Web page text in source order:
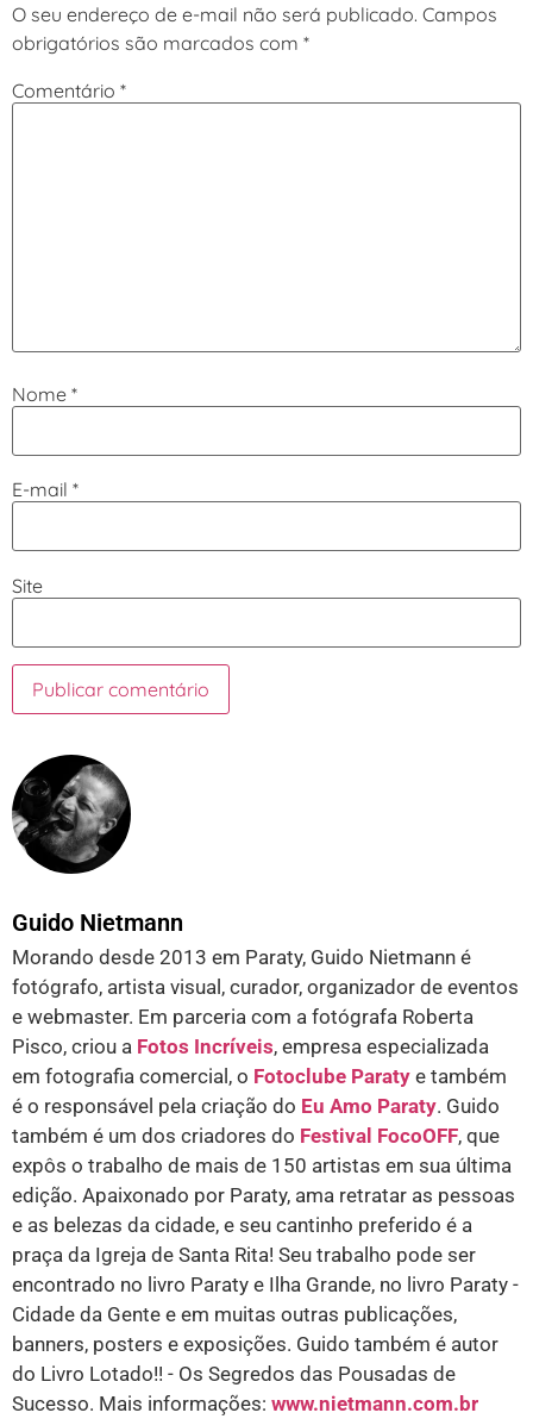
O seu endereço de e-mail não será publicado. Campos
obrigatórios são marcados com *
Comentário *
Nome *
E-mail *
Site
Guido Nietmann
Morando desde 2013 em Paraty, Guido Nietmann é
fotógrafo, artista visual, curador, organizador de eventos
e webmaster. Em parceria com a fotógrafa Roberta
Pisco, criou a Fotos Incríveis, empresa especializada
em fotografia comercial, o Fotoclube Paraty e também
é o responsável pela criação do Eu Amo Paraty. Guido
também é um dos criadores do Festival FocoOFF, que
expôs o trabalho de mais de 150 artistas em sua última
edição. Apaixonado por Paraty, ama retratar as pessoas
e as belezas da cidade, e seu cantinho preferido é a
praça da Igreja de Santa Rita! Seu trabalho pode ser
encontrado no livro Paraty e Ilha Grande, no livro Paraty -
Cidade da Gente e em muitas outras publicações,
banners, posters e exposições. Guido também é autor
do Livro Lotado!! - Os Segredos das Pousadas de
Sucesso. Mais informações: www.nietmann.com.br